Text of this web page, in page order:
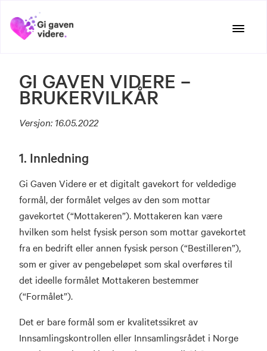
GI GAVEN VIDERE –
BRUKERVILKÅR
Versjon: 16.05.2022
1. Innledning
Gi Gaven Videre er et digitalt gavekort for veldedige
formål, der formålet velges av den som mottar
gavekortet (“Mottakeren”). Mottakeren kan være
hvilken som helst fysisk person som mottar gavekortet
fra en bedrift eller annen fysisk person (“Bestilleren”),
som er giver av pengebeløpet som skal overføres til
det ideelle formålet Mottakeren bestemmer
(“Formålet”).
Det er bare formål som er kvalitetssikret av
Innsamlingskontrollen eller Innsamlingsrådet i Norge